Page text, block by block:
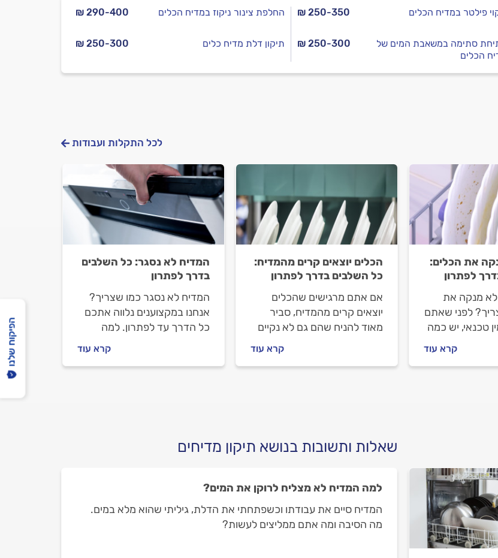
₪ 250-350 פילטר במדיח הכלים
₪ 250-300
סתימה במשאבת המים של
הכלים
₪ 290-400 החלפת צינור ניקוז במדיח הכלים
₪ 250-300 תיקון דלת מדיח כלים
לכל התקלות ועבודות
את הכלים:
לפתרון
מנקה את
לפני שאתם
טכנאי, יש כמה
את הביקור.
נלווה אתכם
קרא עוד
הכלים יוצאים קרים מהמדיח:
כל השלבים בדרך לפתרון
אם אתם מרגישים שהכלים
יוצאים קרים מהמדיח, סביר
מאוד להניח שהם גם לא נקיים
קרים מהמדיח ומה עושים?
המקצוענים עם כל התשובות.
קרא עוד
המדיח לא נסגר: כל השלבים
בדרך לפתרון
המדיח לא נסגר כמו שצריך?
אנחנו במקצוענים נלווה אתכם
כל הדרך עד לפתרון. למה
שפונים לטכני מדיח כלים?
מתחילים.
קרא עוד
שאלות ותשובות בנושא תיקון מדיחים
למה המדיח לא מצליח לרוקן את המים?
המדיח סיים את עבודתו וכשפתחתי את הדלת, גיליתי שהוא מלא במים.
מה הסיבה ומה אתם ממליצים לעשות?
הפיקוח שלנו